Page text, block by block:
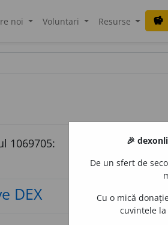
noi Voluntari Resurse savings
1069705:
DEX
🎉
De un sfert de
Cu o mică
cuvintele